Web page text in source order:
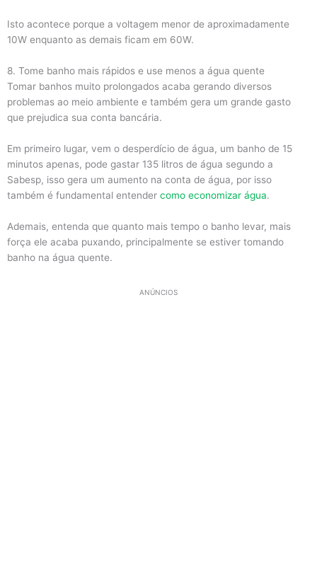
Isto acontece porque a voltagem menor de aproximadamente
10W enquanto as demais ficam em 60W.
8. Tome banho mais rápidos e use menos a água quente
Tomar banhos muito prolongados acaba gerando diversos
problemas ao meio ambiente e também gera um grande gasto
que prejudica sua conta bancária.
Em primeiro lugar, vem o desperdício de água, um banho de 15
minutos apenas, pode gastar 135 litros de água segundo a
Sabesp, isso gera um aumento na conta de água, por isso
também é fundamental entender como economizar água.
Ademais, entenda que quanto mais tempo o banho levar, mais
força ele acaba puxando, principalmente se estiver tomando
banho na água quente.
ANÚNCIOS